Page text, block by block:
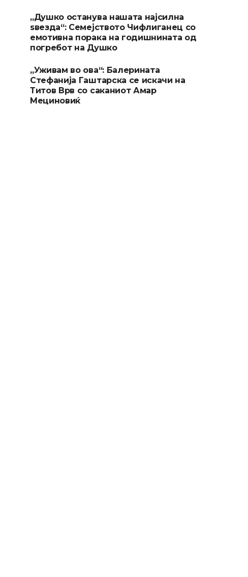
„Душко останува нашата најсилна
ѕвезда“: Семејството Чифлиганец со
емотивна порака на годишнината од
погребот на Душко
„Уживам во ова“: Балерината
Стефанија Гаштарска се искачи на
Титов Врв со саканиот Амар
Мециновиќ